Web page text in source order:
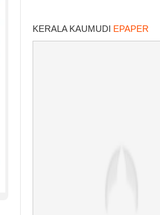
KERALA KAUMUDI EPAPER